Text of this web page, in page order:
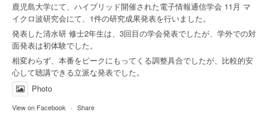
鹿児島大学にて、ハイブリッド開催された電子情報通信学会 11月 マ
イクロ波研究会にて、1件の研究成果発表を行いました。
発表した清水研 修士2年生は、3回目の学会発表でしたが、学外での対
面発表は初体験でした。
相変わらず、本番をピークにもってくる調整具合でしたが、比較的安
心して聴講できる立派な発表でした。
Photo
View on Facebook · Share